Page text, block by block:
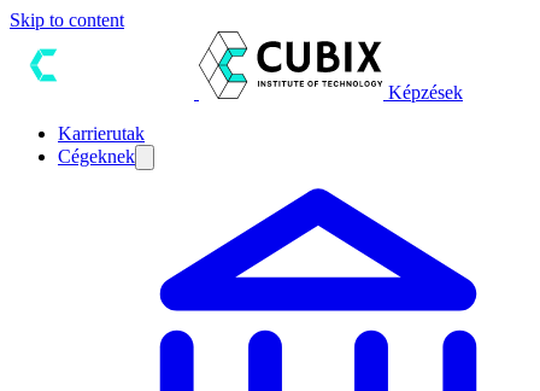
Skip to content
Képzések
Karrierutak
Cégeknek